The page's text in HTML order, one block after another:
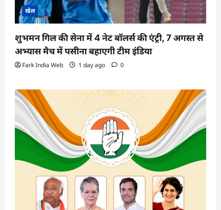
खेल
शुभमन गिल की सेना में 4 नेट बॉलर्स की एंट्री, 7 अगस्त से
अभ्यास मैच में पसीना बहाएगी टीम इंडिया
Fark India Web 1 day ago 0